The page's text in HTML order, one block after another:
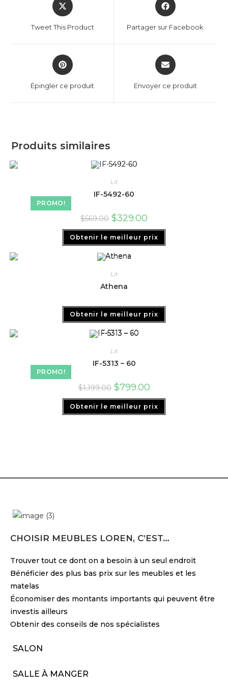
Tweet This Product Partager sur Facebook
Épingler ce produit Envoyer ce produit
Produits similaires
PROMO!
Lit
IF-5492-60
$569.00 $329.00
Obtenir le meilleur prix
Lit
Athena
Obtenir le meilleur prix
PROMO!
Lit
IF-5313 – 60
$1,199.00 $799.00
Obtenir le meilleur prix
CHOISIR MEUBLES LOREN, C’EST…
Trouver tout ce dont on a besoin à un seul endroit
Bénéficier des plus bas prix sur les meubles et les
matelas
Économiser des montants importants qui peuvent être
investis ailleurs
Obtenir des conseils de nos spécialistes
SALON
SALLE À MANGER